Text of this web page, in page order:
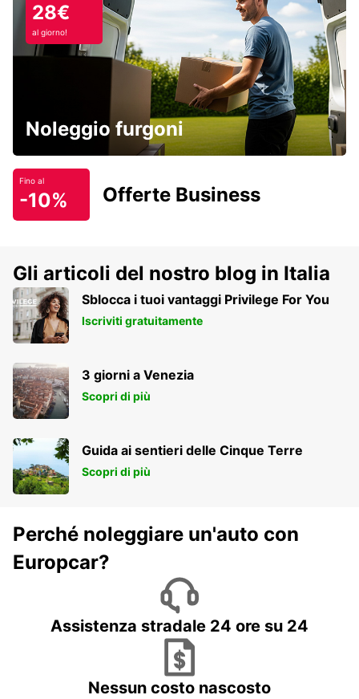
28€
al giorno!
Noleggio furgoni
Fino al
-10% Offerte Business
Gli articoli del nostro blog in Italia
Sblocca i tuoi vantaggi Privilege For You
Iscriviti gratuitamente
3 giorni a Venezia
Scopri di più
Guida ai sentieri delle Cinque Terre
Scopri di più
Perché noleggiare un'auto con
Europcar?
Assistenza stradale 24 ore su 24
Nessun costo nascosto